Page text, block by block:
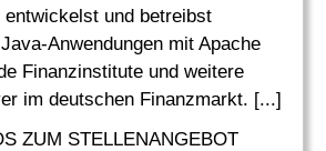
und betreibst
Anwendungen mit Apache
Finanzinstitute und weitere
im deutschen Finanzmarkt. [...]
ZUM STELLENANGEBOT